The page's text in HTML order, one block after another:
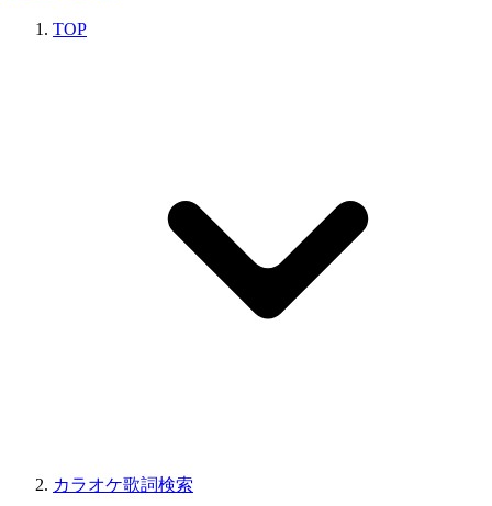
TOP
カラオケ歌詞検索